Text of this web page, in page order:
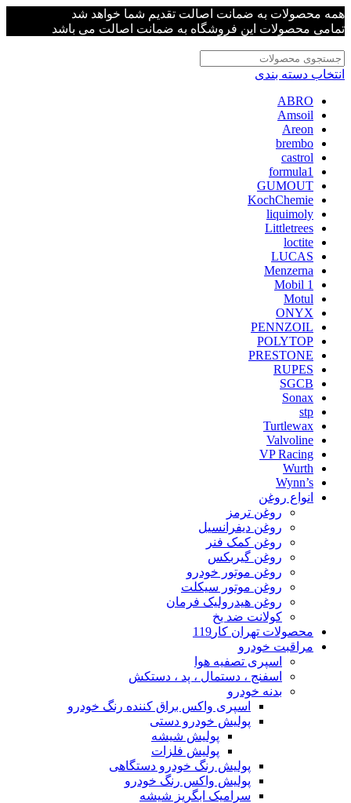
همه محصولات به ضمانت اصالت تقدیم شما خواهد شد
تمامی محصولات این فروشگاه به ضمانت اصالت می باشد
انتخاب دسته بندی
ABRO
Amsoil
Areon
brembo
castrol
formula1
GUMOUT
KochChemie
liquimoly
Littletrees
loctite
LUCAS
Menzerna
Mobil 1
Motul
ONYX
PENNZOIL
POLYTOP
PRESTONE
RUPES
SGCB
Sonax
stp
Turtlewax
Valvoline
VP Racing
Wurth
Wynn’s
انواع روغن
روغن ترمز
روغن دیفرانسیل
روغن کمک فنر
روغن گیربکس
روغن موتور خودرو
روغن موتور سیکلت
روغن هیدرولیک فرمان
کولانت ضد یخ
محصولات تهران کار119
مراقبت خودرو
اسپری تصفیه هوا
اسفنج ، دستمال ، پد ، دستکش
بدنه خودرو
اسپری واکس براق کننده رنگ خودرو
پولیش خودرو دستی
پولیش شیشه
پولیش فلزات
پولیش رنگ خودرو دستگاهی
پولیش واکس رنگ خودرو
سرامیک ابگریز شیشه